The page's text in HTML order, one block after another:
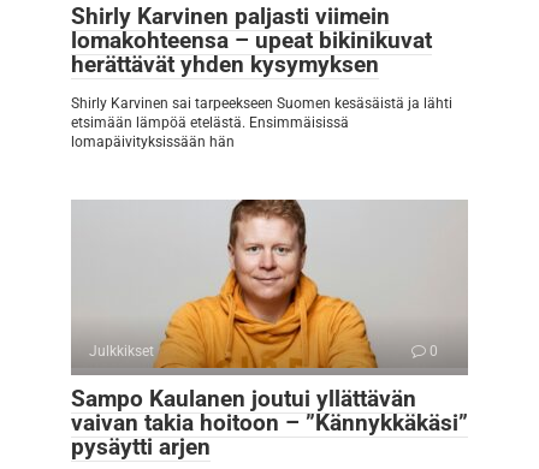
Shirly Karvinen paljasti viimein
lomakohteensa – upeat bikinikuvat
herättävät yhden kysymyksen
Shirly Karvinen sai tarpeekseen Suomen kesäsäistä ja lähti
etsimään lämpöä etelästä. Ensimmäisissä
lomapäivityksissään hän
Julkkikset 0
Sampo Kaulanen joutui yllättävän
vaivan takia hoitoon – ”Kännykkäkäsi”
pysäytti arjen